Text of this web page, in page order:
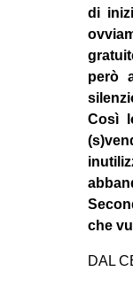
di
però
Così
che
DAL